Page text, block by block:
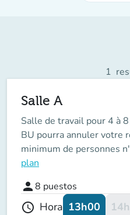
1
Salle A
Salle de travail pour 4 à
BU pourra annuler votre
minimum de personnes
plan
person8 puestos
schedule Hora 13h00